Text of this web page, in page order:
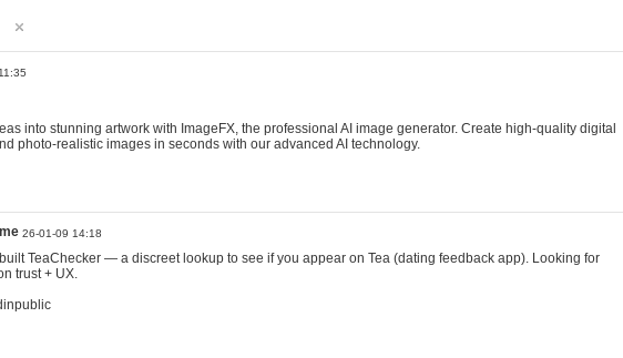
into stunning artwork with ImageFX, the professional AI image generator. Create high-quality digital
photo-realistic images in seconds with our advanced AI technology.
26-01-09 14:18
TeaChecker — a discreet lookup to see if you appear on Tea (dating feedback app). Looking for
trust + UX.